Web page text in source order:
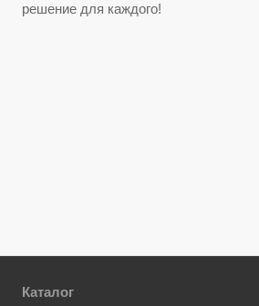
решение для каждого!
Каталог